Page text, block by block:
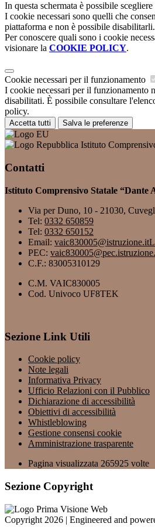
In questa schermata è possibile
I cookie necessari sono quelli che
piattaforma e non è possibile disabilitarli.
Per conoscere quali sono i cookie
visionare la COOKIE POLICY.
Cookie necessari per il funzionamento
I cookie necessari per il funzionamento
disabilitati. È possibile consultare
policy.
Accetta tutti Salva le preferenze
Istituto
Contatti
Istituto Comprensivo Statale “Dante
Via per Duno, 10 - 21030,
Tel: 0332 650859
Tel: 0332 650152
Email: vaic830005@istruzione.it
PEC:
C.F.: 83005310129
C.M. VAIC830005
Cod. Univoco UF8TEK
Sezione Link Utili
Cookie policy
Note legali
Informativa Privacy
Ufficio Relazioni con il Pubblico
Dichiarazione di accessibilità
Obiettivi di accessibilità
Whistleblowing
Gestione consensi cookie
Amministrazione trasparente
Pagina visualizzata 265925 volte
Sezione Copyright
Copyright 2026 | Engineered and